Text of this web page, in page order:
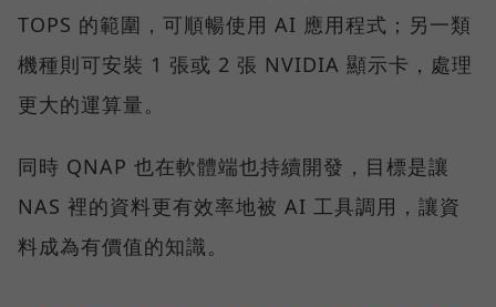
TOPS 的範圍，可順暢使用 AI 應用程式；另一類
機種則可安裝 1 張或 2 張 NVIDIA 顯示卡，處理
更大的運算量。
同時 QNAP 也在軟體端也持續開發，目標是讓
NAS 裡的資料更有效率地被 AI 工具調用，讓資
料成為有價值的知識。